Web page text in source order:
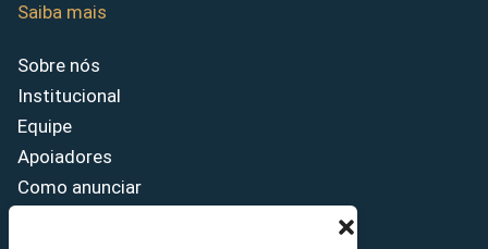
Saiba mais
Sobre nós
Institucional
Equipe
Apoiadores
Como anunciar